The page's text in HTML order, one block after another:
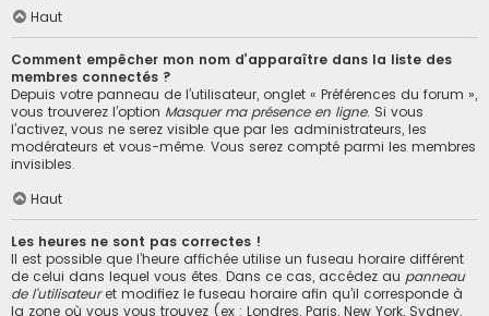
Haut
Comment empêcher mon nom d’apparaître dans la liste des
membres connectés ?
Depuis votre panneau de l’utilisateur, onglet « Préférences du forum »,
vous trouverez l’option Masquer ma présence en ligne. Si vous
l’activez, vous ne serez visible que par les administrateurs, les
modérateurs et vous-même. Vous serez compté parmi les membres
invisibles.
Haut
Les heures ne sont pas correctes !
Il est possible que l’heure affichée utilise un fuseau horaire différent
de celui dans lequel vous êtes. Dans ce cas, accédez au panneau
de l’utilisateuret modifiez le fuseau horaire afin qu’il corresponde à
la zone où vous vous trouvez (ex : Londres, Paris, New York, Sydney,